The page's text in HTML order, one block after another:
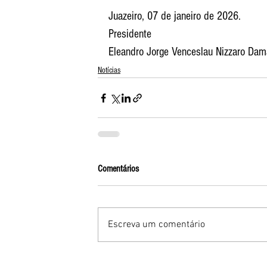
Juazeiro, 07 de janeiro de 2026.
Presidente
Eleandro Jorge Venceslau Nizzaro
Notícias
Comentários
Escreva um comentário